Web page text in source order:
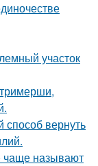
участок
вернуть
называют